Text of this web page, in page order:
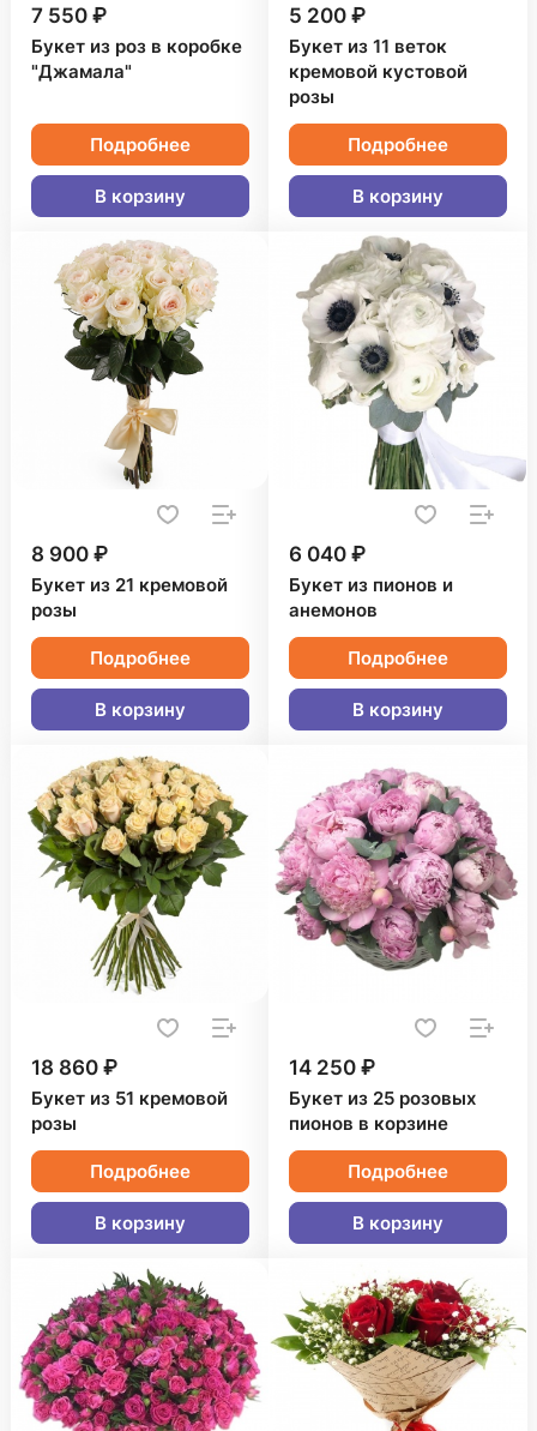
7 550 ₽
Букет из роз в коробке
"Джамала"
Подробнее
В корзину
5 200 ₽
Букет из 11 веток
кремовой кустовой
розы
Подробнее
В корзину
8 900 ₽
Букет из 21 кремовой
розы
Подробнее
В корзину
6 040 ₽
Букет из пионов и
анемонов
Подробнее
В корзину
18 860 ₽
Букет из 51 кремовой
розы
Подробнее
В корзину
14 250 ₽
Букет из 25 розовых
пионов в корзине
Подробнее
В корзину